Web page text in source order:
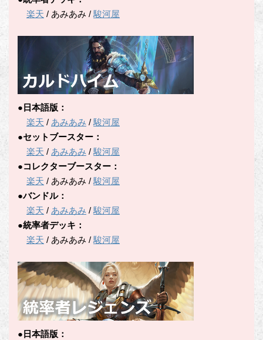
楽天 / あみあみ /駿河屋
●日本語版：
楽天 / あみあみ /駿河屋
●セットブースター：
楽天 / あみあみ /駿河屋
●コレクターブースター：
楽天 / あみあみ /駿河屋
●バンドル：
楽天 / あみあみ /駿河屋
●統率者デッキ：
楽天 / あみあみ /駿河屋
●日本語版：